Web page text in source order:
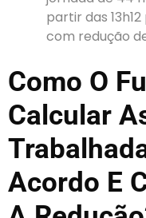
partir das
com redução
Como O
Calcular
Acordo E